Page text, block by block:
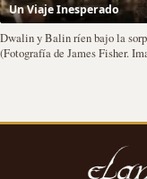
Un Viaje Inesperado
Dwalin y Balin ríen bajo la
(Fotografía de James Fisher.